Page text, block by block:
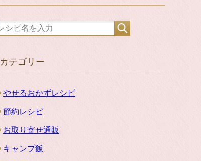
カテゴリー
やせるおかずレシピ
節約レシピ
お取り寄せ通販
キャンプ飯